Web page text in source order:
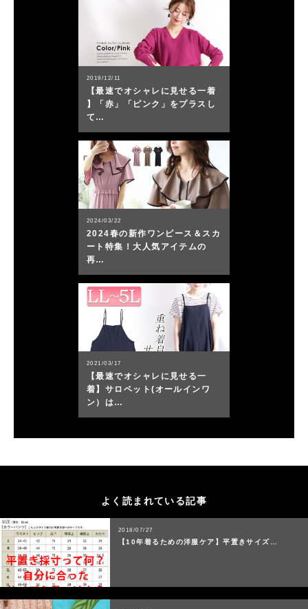
よく読まれている記事
2018/07/27
【10年着るための洋服ケア】平置きサイズ…
2019/12/11
【最速でオシャレに見せる一着
】「赤」「ピンク」をプラスし
て…
2024/03/22
2024春の新作ワンピース＆スカ
ート特集！大人気アイテムの
再…
2021/03/17
【最速でオシャレに見せる一
着】サロペット(オールインワ
ン）は…